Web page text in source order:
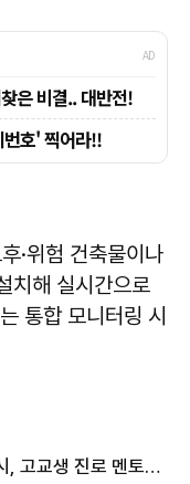
·위험 건축물이나
치해 실시간으로
통합 모니터링 시
"명문대 선배에게 듣는 꿀 팁"…구미시, 고교생 진로 멘토링 실시